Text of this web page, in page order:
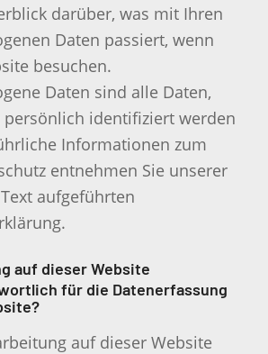
darüber, was mit Ihren
Daten passiert, wenn
besuchen.
Daten sind alle Daten,
persönlich identifiziert werden
Informationen zum
entnehmen Sie unserer
aufgeführten
auf dieser Website
für die Datenerfassung
auf dieser Website